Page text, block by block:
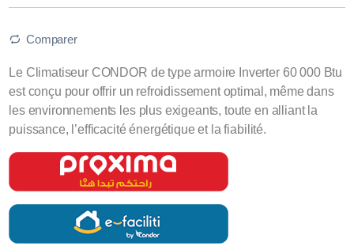
Comparer
Le Climatiseur CONDOR de type armoire Inverter 60 000 Btu
est conçu pour offrir un refroidissement optimal, même dans
les environnements les plus exigeants, toute en alliant la
puissance, l’efficacité énergétique et la fiabilité.